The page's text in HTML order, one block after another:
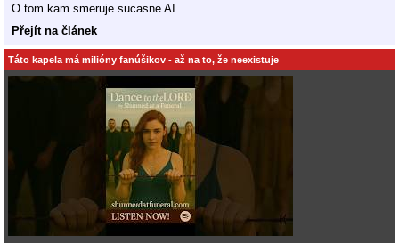
O tom kam smeruje sucasne AI.
Přejít na článek
Táto kapela má milióny fanúšikov - až na to, že neexistuje